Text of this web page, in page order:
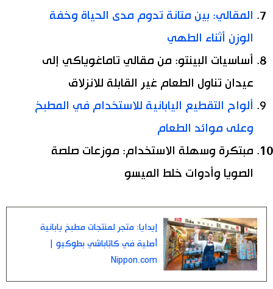
المقالي: بين متانة تدوم مدى الحياة وخفة
الوزن أثناء الطهي
أساسيات البينتو: من مقالي تاماغوياكي إلى
عيدان تناول الطعام غير القابلة للانزلاق
ألواح التقطيع اليابانية للاستخدام في المطبخ
وعلى موائد الطعام
مبتكرة وسهلة الاستخدام: موزعات صلصة
الصويا وأدوات خلط الميسو
إيدايا: متجر لمنتجات مطبخ يابانية
أصلية في كابّاباشي بطوكيو |
Nippon.com